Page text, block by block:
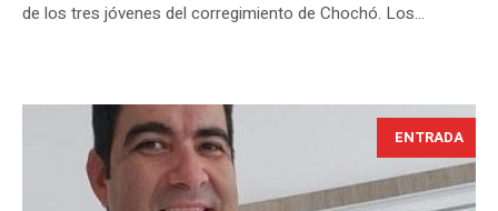
de los tres jóvenes del corregimiento de Chochó. Los...
ENTRADA